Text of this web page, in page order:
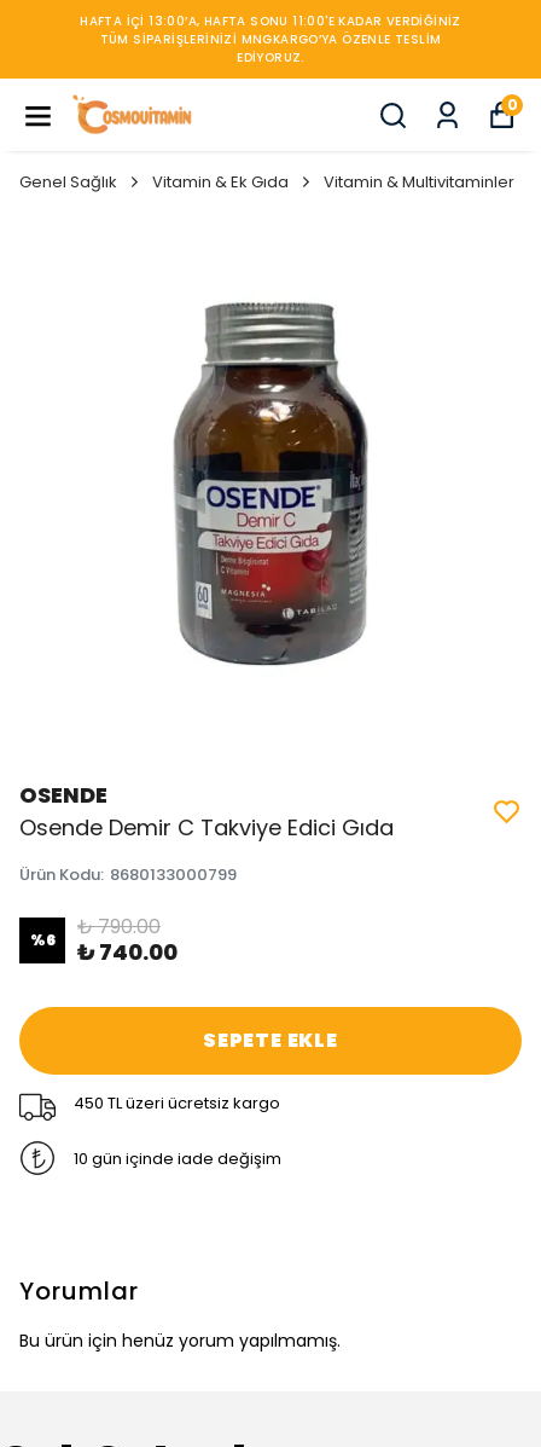
HAFTA IÇI 13:00’A, HAFTA SONU 11:00'E KADAR VERDIĞINIZ
TÜM SIPARIŞLERINIZI MNGKARGO’YA ÖZENLE TESLIM
EDIYORUZ.
0
Genel Sağlık Vitamin & Ek Gıda Vitamin & Multivitaminler
OSENDE
Osende Demir C Takviye Edici Gıda
Ürün Kodu: 8680133000799
%6 ₺ 790.00
₺ 740.00
SEPETE EKLE
450 TL üzeri ücretsiz kargo
10 gün içinde iade değişim
Yorumlar
Bu ürün için henüz yorum yapılmamış.